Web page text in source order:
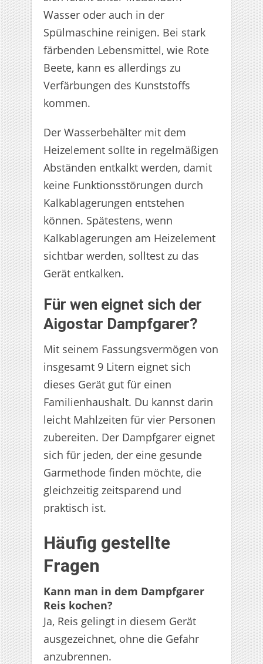
Wasser oder auch in der
Spülmaschine reinigen. Bei stark
färbenden Lebensmittel, wie Rote
Beete, kann es allerdings zu
Verfärbungen des Kunststoffs
kommen.
Der Wasserbehälter mit dem
Heizelement sollte in regelmäßigen
Abständen entkalkt werden, damit
keine Funktionsstörungen durch
Kalkablagerungen entstehen
können. Spätestens, wenn
Kalkablagerungen am Heizelement
sichtbar werden, solltest zu das
Gerät entkalken.
Für wen eignet sich der
Aigostar Dampfgarer?
Mit seinem Fassungsvermögen von
insgesamt 9 Litern eignet sich
dieses Gerät gut für einen
Familienhaushalt. Du kannst darin
leicht Mahlzeiten für vier Personen
zubereiten. Der Dampfgarer eignet
sich für jeden, der eine gesunde
Garmethode finden möchte, die
gleichzeitig zeitsparend und
praktisch ist.
Häufig gestellte
Fragen
Kann man in dem Dampfgarer
Reis kochen?
Ja, Reis gelingt in diesem Gerät
ausgezeichnet, ohne die Gefahr
anzubrennen.